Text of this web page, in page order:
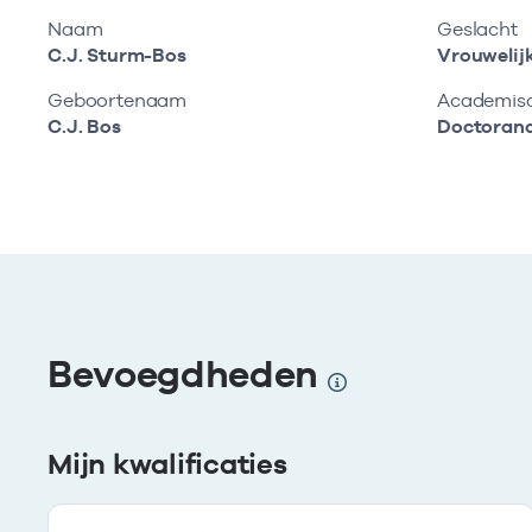
Naam
C.J. Sturm-Bos
Geboortenaam
C.J. Bos
Geslacht
Bevoegdheden
Mijn kwalificaties